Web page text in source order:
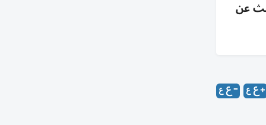
البحث عن